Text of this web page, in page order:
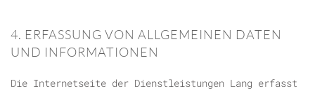
4. ERFASSUNG VON ALLGEMEINEN DATEN
UND INFORMATIONEN
Die Internetseite der Dienstleistungen Lang erfasst